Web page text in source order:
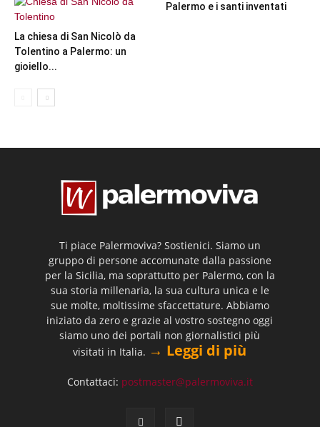
La chiesa di San Nicolò da
Tolentino a Palermo: un
gioiello...
Palermo e i santi inventati
Ti piace Palermoviva? Sostienici. Siamo un
gruppo di persone accomunate dalla passione
per la Sicilia, ma soprattutto per Palermo, con la
sua storia millenaria, la sua cultura unica e le
sue molte, moltissime sfaccettature. Abbiamo
iniziato da zero e grazie al vostro sostegno oggi
siamo uno dei portali non giornalistici più
visitati in Italia. → Leggi di più
Contattaci: postmaster@palermoviva.it